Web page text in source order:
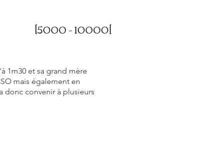
[5000 - 10000[
1m30 et sa grand mère
mais également en
donc convenir à plusieurs